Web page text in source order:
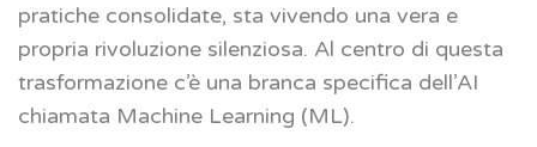
pratiche consolidate, sta vivendo una vera e
propria rivoluzione silenziosa. Al centro di questa
trasformazione c’è una branca specifica dell’AI
chiamata Machine Learning (ML).